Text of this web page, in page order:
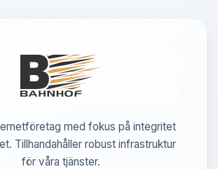
med fokus på integritet
Tillhandahåller robust infrastruktur
för våra tjänster.